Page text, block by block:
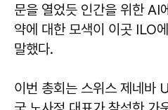
문을 열었듯 인간을 위한 AI
약에 대한 모색이 이곳 ILO
말했다.
이번 총회는 스위스 제네바